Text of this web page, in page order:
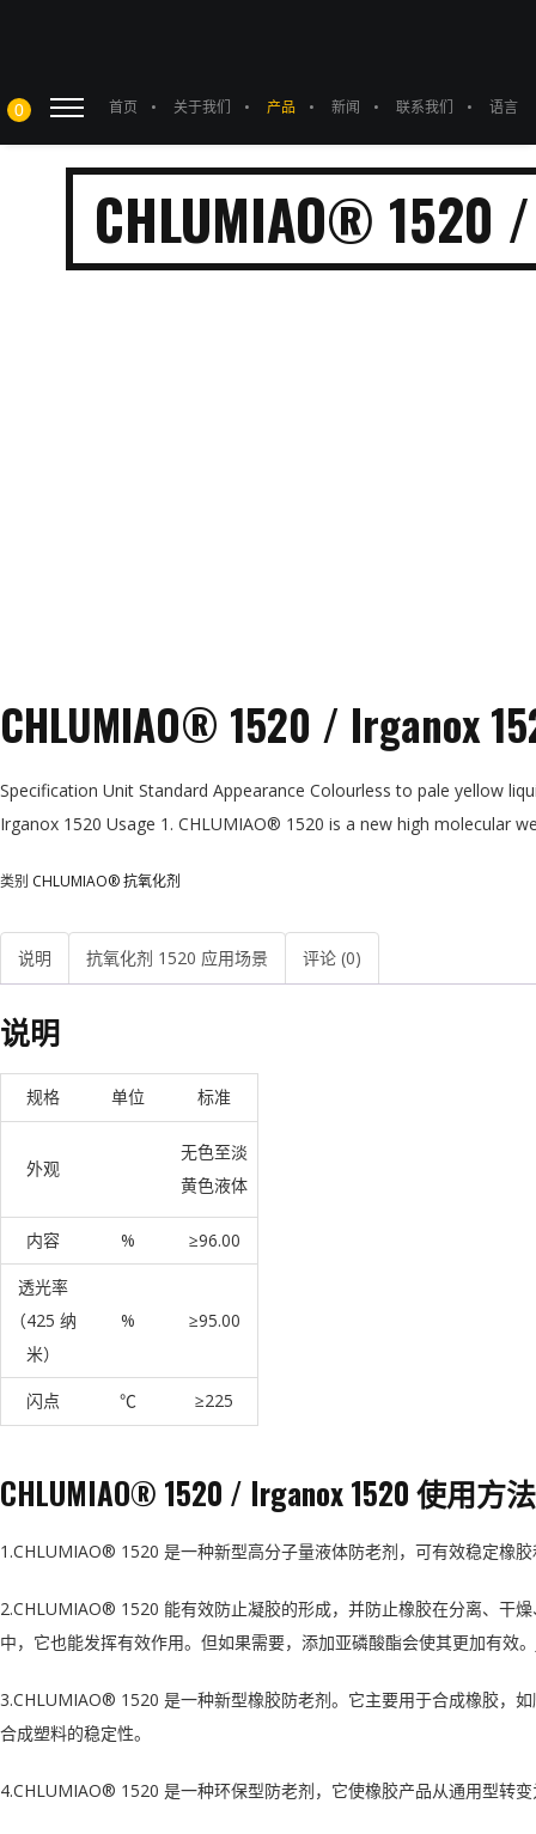
首页 关于我们 产品 新闻 联系我们 语言
0
CHLUMIAO® 1520
CHLUMIAO® 1520 / Irganox
Specification Unit Standard Appearance Colourless to pale yellow
Irganox 1520 Usage 1. CHLUMIAO® 1520 is a new high molecular
类别 CHLUMIAO® 抗氧化剂
说明 抗氧化剂 1520 应用场景 评论 (0)
说明
规格 单位 标准
外观
无色至淡
黄色液体
内容 % ≥96.00
透光率
（425 纳
米）
% ≥95.00
闪点 ℃ ≥225
CHLUMIAO® 1520 / Irganox 1520 使用方法
1.CHLUMIAO® 1520 是一种新型高分子量液体防老剂，可有效稳定橡
2.CHLUMIAO® 1520 能有效防止凝胶的形成，并防止橡胶在分离、干
中，它也能发挥有效作用。但如果需要，添加亚磷酸酯会使其更加有效
3.CHLUMIAO® 1520 是一种新型橡胶防老剂。它主要用于合成橡胶，
合成塑料的稳定性。
4.CHLUMIAO® 1520 是一种环保型防老剂，它使橡胶产品从通用型转